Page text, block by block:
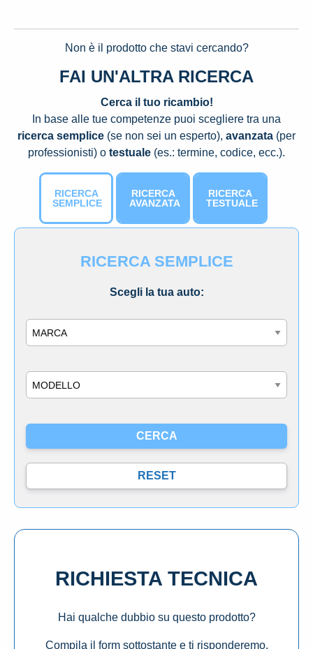
Non è il prodotto che stavi cercando?
FAI UN'ALTRA RICERCA
Cerca il tuo ricambio!
In base alle tue competenze puoi scegliere tra una
ricerca semplice (se non sei un esperto), avanzata (per
professionisti) o testuale (es.: termine, codice, ecc.).
RICERCA
SEMPLICE
RICERCA
AVANZATA
RICERCA
TESTUALE
RICERCA SEMPLICE
Scegli la tua auto:
RICHIESTA TECNICA
Hai qualche dubbio su questo prodotto?
Compila il form sottostante e ti risponderemo.